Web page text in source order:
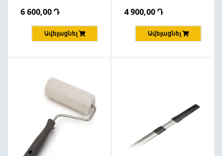
6 600,00Դ
Ավելացնել
4 900,00Դ
Ավելացնել